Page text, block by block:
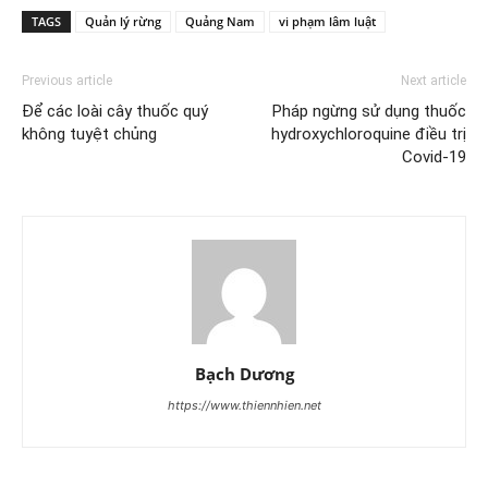
TAGS Quản lý rừng Quảng Nam vi phạm lâm luật
Previous article
Để các loài cây thuốc quý
không tuyệt chủng
Next article
Pháp ngừng sử dụng thuốc
hydroxychloroquine điều trị
Covid-19
Bạch Dương
https://www.thiennhien.net